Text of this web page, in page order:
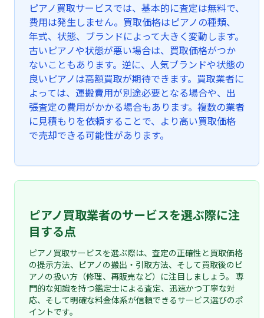
ピアノ買取サービスでは、基本的に査定は無料で、
費用は発生しません。買取価格はピアノの種類、
年式、状態、ブランドによって大きく変動します。
古いピアノや状態が悪い場合は、買取価格がつか
ないこともあります。逆に、人気ブランドや状態の
良いピアノは高額買取が期待できます。買取業者に
よっては、運搬費用が別途必要となる場合や、出
張査定の費用がかかる場合もあります。複数の業者
に見積もりを依頼することで、より高い買取価格
で売却できる可能性があります。
ピアノ買取業者のサービスを選ぶ際に注
目する点
ピアノ買取サービスを選ぶ際は、査定の正確性と買取価格
の提示方法、ピアノの搬出・引取方法、そして買取後のピ
アノの扱い方（修理、再販売など）に注目しましょう。 専
門的な知識を持つ鑑定士による査定、迅速かつ丁寧な対
応、そして明確な料金体系が信頼できるサービス選びのポ
イントです。